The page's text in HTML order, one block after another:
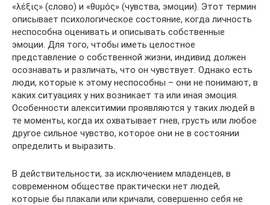
«λέξις» (слово) и «θυμός» (чувства, эмоции). Этот термин
описывает психологическое состояние, когда личность
неспособна оценивать и описывать собственные
эмоции. Для того, чтобы иметь целостное
представление о собственной жизни, индивид должен
осознавать и различать, что он чувствует. Однако есть
люди, которые к этому неспособны – они не понимают, в
каких ситуациях у них возникает та или иная эмоция.
Особенности алекситимии проявляются у таких людей в
те моменты, когда их охватывает гнев, грусть или любое
другое сильное чувство, которое они не в состоянии
определить и выразить.
В действительности, за исключением младенцев, в
современном обществе практически нет людей,
которые бы плакали или кричали, совершенно себя не